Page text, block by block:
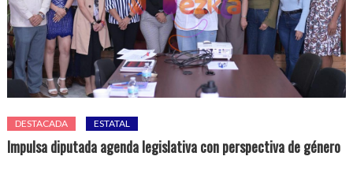
DESTACADA ESTATAL
Impulsa diputada agenda legislativa con perspectiva de género